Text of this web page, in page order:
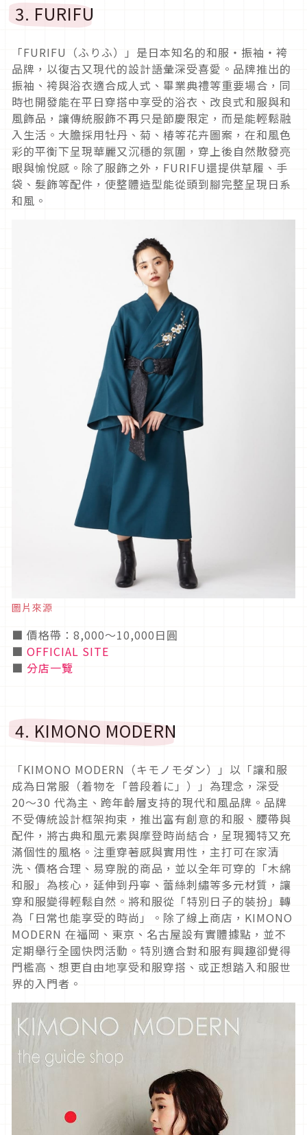
3. FURIFU
「FURIFU（ふりふ）」是日本知名的和服・振袖・袴
品牌，以復古又現代的設計語彙深受喜愛。品牌推出的
振袖、袴與浴衣適合成人式、畢業典禮等重要場合，同
時也開發能在平日穿搭中享受的浴衣、改良式和服與和
風飾品，讓傳統服飾不再只是節慶限定，而是能輕鬆融
入生活。大膽採用牡丹、菊、椿等花卉圖案，在和風色
彩的平衡下呈現華麗又沉穩的氛圍，穿上後自然散發亮
眼與愉悅感。除了服飾之外，FURIFU還提供草履、手
袋、髮飾等配件，使整體造型能從頭到腳完整呈現日系
和風。
圖片來源
■ 價格帶：8,000〜10,000日圓
■ OFFICIAL SITE
■ 分店一覽
4. KIMONO MODERN
「KIMONO MODERN（キモノモダン）」以「讓和服
成為日常服（着物を「普段着に」）」為理念，深受
20〜30 代為主、跨年齡層支持的現代和風品牌。品牌
不受傳統設計框架拘束，推出富有創意的和服、腰帶與
配件，將古典和風元素與摩登時尚結合，呈現獨特又充
滿個性的風格。注重穿著感與實用性，主打可在家清
洗、價格合理、易穿脫的商品，並以全年可穿的「木綿
和服」為核心，延伸到丹寧、蕾絲刺繡等多元材質，讓
穿和服變得輕鬆自然。將和服從「特別日子的裝扮」轉
為「日常也能享受的時尚」。除了線上商店，KIMONO
MODERN 在福岡、東京、名古屋設有實體據點，並不
定期舉行全國快閃活動。特別適合對和服有興趣卻覺得
門檻高、想更自由地享受和服穿搭、或正想踏入和服世
界的入門者。